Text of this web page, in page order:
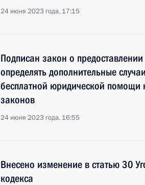
24 июня 2023 года, 17:15
Подписан закон о
определять дополнительные
бесплатной юридической помощи
законов
24 июня 2023 года, 16:55
Внесено изменение в статью 30
кодекса